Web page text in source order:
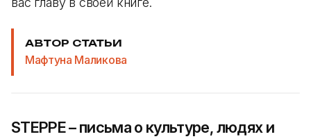
АВТОР СТАТЬИ
Мафтуна Маликова
STEPPE – письма о культуре, людях и